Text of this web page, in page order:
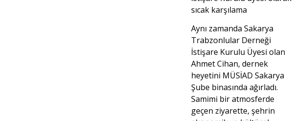
sıcak karşılama
Aynı zamanda Sakarya
Trabzonlular Derneği
İstişare Kurulu Üyesi olan
Ahmet Cihan, dernek
heyetini MÜSİAD Sakarya
Şube binasında ağırladı.
Samimi bir atmosferde
geçen ziyarette, şehrin